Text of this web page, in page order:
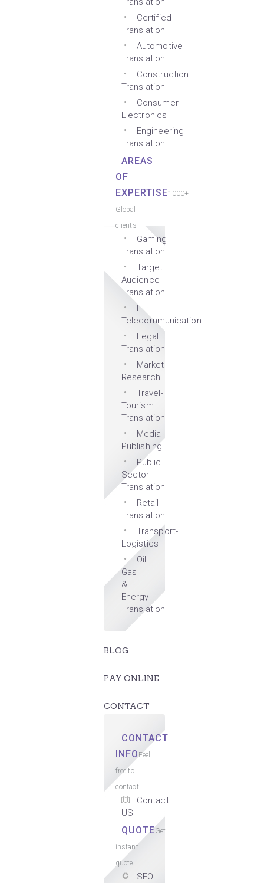
Certified
Translation
Automotive
Translation
Construction
Translation
Consumer
Electronics
Engineering
Translation
AREAS
OF
EXPERTISE1000+
Global
clients
Gaming
Translation
Target
Audience
Translation
IT
Telecommunication
Legal
Translation
Market
Research
Travel-
Tourism
Translation
Media
Publishing
Public
Sector
Translation
Retail
Translation
Transport-
Logistics
Oil
Gas
&
Energy
Translation
BLOG
PAY ONLINE
CONTACT
CONTACT
INFOFeel
free to
contact.
Contact
US
QUOTEGet
instant
quote.
SEO